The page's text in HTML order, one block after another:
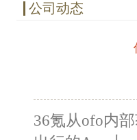
公司动态
36氪从ofo内